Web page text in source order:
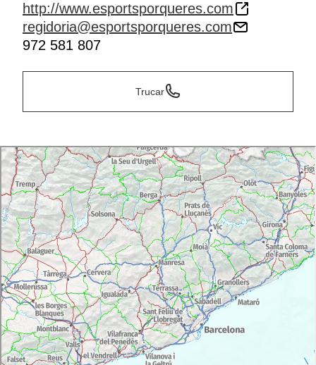
http://www.esportsporqueres.com
regidoria@esportsporqueres.com
972 581 807
Trucar